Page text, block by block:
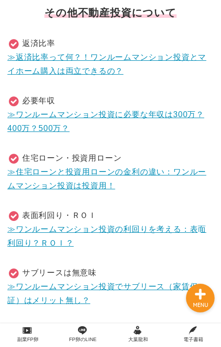
その他不動産投資について
返済比率
≫返済比率って何？！ワンルームマンション投資とマ
イホーム購入は両立できるの？
必要年収
≫ワンルームマンション投資に必要な年収は300万？
400万？500万？
住宅ローン・投資用ローン
≫住宅ローンと投資用ローンの金利の違い：ワンルー
ムマンション投資は投資用！
表面利回り・ＲＯＩ
≫ワンルームマンション投資の利回りを考える：表面
利回り？ＲＯＩ？
サブリースは無意味
≫ワンルームマンション投資でサブリース（家賃保
証）はメリット無し？
建物管理と賃貸管理
≫賃貸管理と建物管理｜やることが無い！？ワンルー
副業FP卵 FP卵のLINE 大葉龍和 電子書籍
MENU
【副業FP卵】体験講義動画